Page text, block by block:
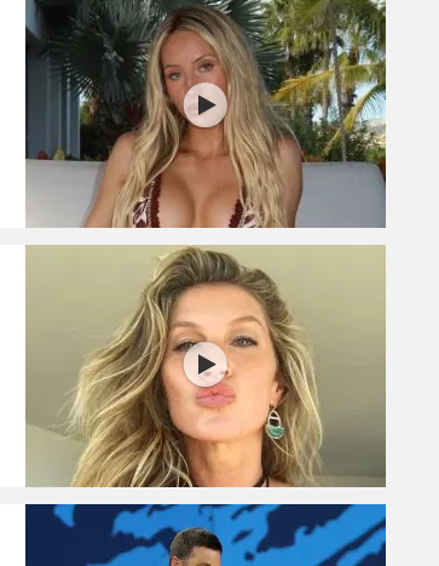
תקנון משתתפים וזוכים בפרסים
תקנון עבור פעילות אלקטרה
תקנון עבור פעילות ספורט 1 – "מרלן"
טניס
גיימינג E-Sports
תנאי שימוש
מדיניות פרטיות
תקנון פעילות ספורט 1
רשיון להקרנה פומבית לבית עסק
הצטרפות לחבילת הערוצים
לוח דרושים – ג'ובנט
תגיות
המגזין